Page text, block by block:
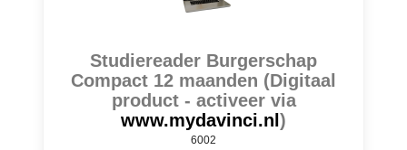
Studiereader Burgerschap
Compact 12 maanden (Digitaal
product - activeer via
www.mydavinci.nl )
6002